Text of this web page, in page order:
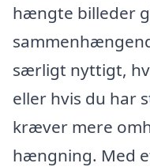
hængte billeder
særligt nyttigt,
eller hvis du har
kræver mere
hængning. Med